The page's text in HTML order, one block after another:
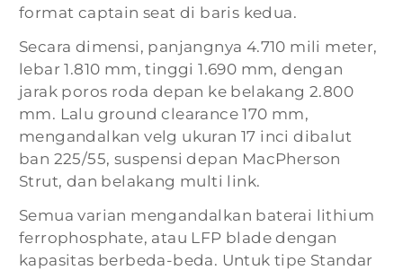
format captain seat di baris kedua.
Secara dimensi, panjangnya 4.710 mili meter,
lebar 1.810 mm, tinggi 1.690 mm, dengan
jarak poros roda depan ke belakang 2.800
mm. Lalu ground clearance 170 mm,
mengandalkan velg ukuran 17 inci dibalut
ban 225/55, suspensi depan MacPherson
Strut, dan belakang multi link.
Semua varian mengandalkan baterai lithium
ferrophosphate, atau LFP blade dengan
kapasitas berbeda-beda. Untuk tipe Standar